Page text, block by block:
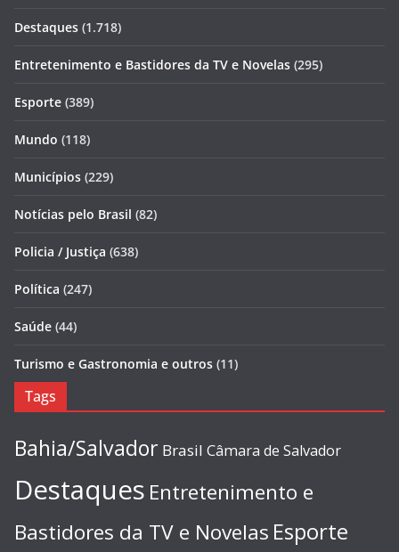
Destaques (1.718)
Entretenimento e Bastidores da TV e Novelas (295)
Esporte (389)
Mundo (118)
Municípios (229)
Notícias pelo Brasil (82)
Policia / Justiça (638)
Política (247)
Saúde (44)
Turismo e Gastronomia e outros (11)
Tags
Bahia/Salvador Brasil Câmara de Salvador
Destaques Entretenimento e
Bastidores da TV e Novelas Esporte